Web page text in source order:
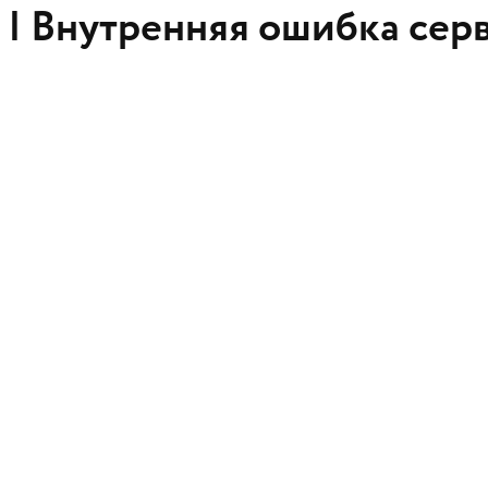
Внутренняя ошибка